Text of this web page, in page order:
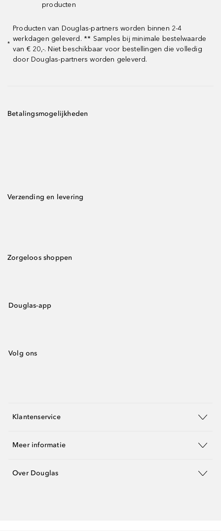
producten
*
Producten van Douglas-partners worden binnen 2-4
werkdagen geleverd. ** Samples bij minimale bestelwaarde
van € 20,-. Niet beschikbaar voor bestellingen die volledig
door Douglas-partners worden geleverd.
Betalingsmogelijkheden
Verzending en levering
Zorgeloos shoppen
Douglas-app
Volg ons
Klantenservice
Meer informatie
Over Douglas